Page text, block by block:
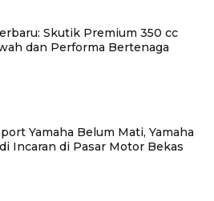
Skutik Premium 350 cc
dan Performa Bertenaga
Yamaha Belum Mati, Yamaha
Incaran di Pasar Motor Bekas